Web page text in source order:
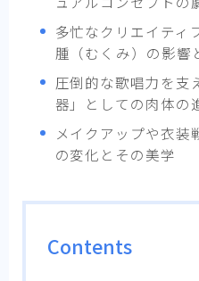
多忙なクリエイティ
腫（むくみ）の影響
圧倒的な歌唱力を支
器」としての肉体の
メイクアップや衣装
の変化とその美学
Contents